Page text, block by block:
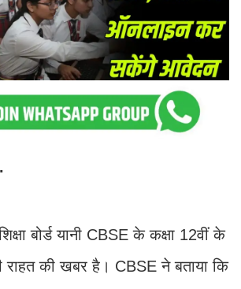
बोर्ड यानी CBSE के कक्षा 12वीं के
राहत की खबर है। CBSE ने बताया कि